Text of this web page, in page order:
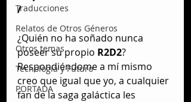
Traducciones
Relatos de Otros Géneros
Otros temas
Tecnología y Futuro
PORTADA
/
¿Quién no ha soñado nunca
poseer su propio R2D2?
Respondiéndome a mí mismo
creo que igual que yo, a cualquier
fan de la saga galáctica les